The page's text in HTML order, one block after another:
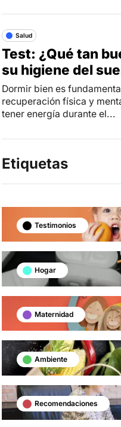
Salud
Test: ¿Qué tan
su higiene del
Dormir bien es
recuperación física y
tener energía durante el...
Etiquetas
Testimonios
Hogar
Maternidad
Ambiente
Recomendaciones